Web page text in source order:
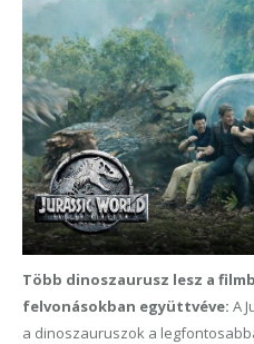
Több dinoszaurusz lesz a
felvonásokban együttvéve: A
a dinoszauruszok a